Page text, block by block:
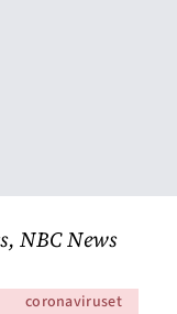
,NBC News
coronaviruset